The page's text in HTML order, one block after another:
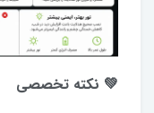
💚 نکته تخصصی